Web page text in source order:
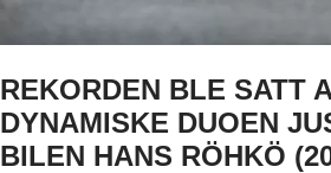
REKORDEN BLE SATT
DYNAMISKE DUOEN
BILEN HANS RÖHKÖ